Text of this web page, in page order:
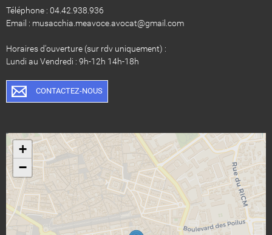
Téléphone : 04.42.938.936
Email : musacchia.meavoce.avocat@gmail.com
Horaires d'ouverture (sur rdv uniquement) :
Lundi au Vendredi : 9h-12h 14h-18h
CONTACTEZ-NOUS
+
−